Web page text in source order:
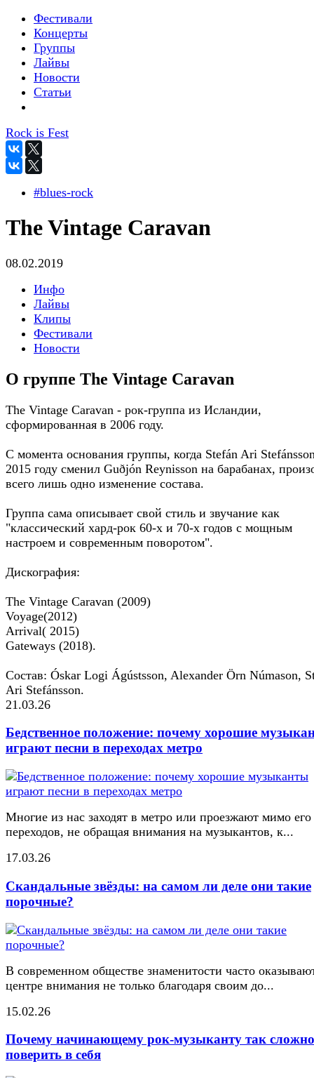
Фестивали
Концерты
Группы
Лайвы
Новости
Статьи
Rock is Fest
#blues-rock
The Vintage Caravan
08.02.2019
Инфо
Лайвы
Клипы
Фестивали
Новости
О группе The Vintage Caravan
The Vintage Caravan - рок-группа из Исландии,
сформированная в 2006 году.
С момента основания группы, когда Stefán Ari
2015 году сменил Guðjón Reynisson на барабанах,
всего лишь одно изменение состава.
Группа сама описывает свой стиль и звучание как
"классический хард-рок 60-х и 70-х годов с мощным
настроем и современным поворотом".
Дискография:
The Vintage Caravan (2009)
Voyage(2012)
Arrival( 2015)
Gateways (2018).
Состав: Óskar Logi Ágústsson, Alexander Örn Númason,
Ari Stefánsson.
21.03.26
Бедственное положение: почему хорошие
играют песни в переходах метро
Многие из нас заходят в метро или проезжают мимо его
переходов, не обращая внимания на музыкантов, к...
17.03.26
Скандальные звёзды: на самом ли деле они такие
порочные?
В современном обществе знаменитости часто
центре внимания не только благодаря своим до...
15.02.26
Почему начинающему рок-музыканту так сложно
поверить в себя